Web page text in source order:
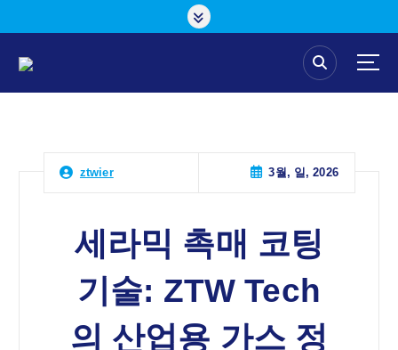
ztwier 3월, 일, 2026
세라믹 촉매 코팅
기술: ZTW Tech
의 산업용 가스 정